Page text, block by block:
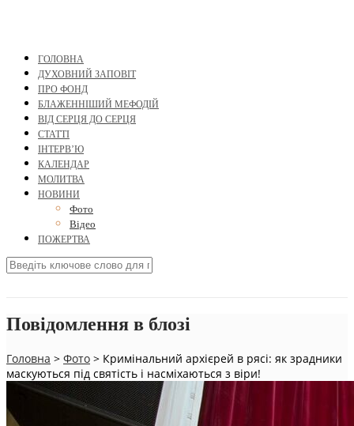
ГОЛОВНА
ДУХОВНИЙ ЗАПОВІТ
ПРО ФОНД
БЛАЖЕННІШИЙ МЕФОДІЙ
ВІД СЕРЦЯ ДО СЕРЦЯ
СТАТТІ
ІНТЕРВ’Ю
КАЛЕНДАР
МОЛИТВА
НОВИНИ
Фото
Відео
ПОЖЕРТВА
Повідомлення в блозі
Головна > Фото > Кримінальний архієрей в рясі: як зрадники
маскуються під святість і насміхаються з віри!